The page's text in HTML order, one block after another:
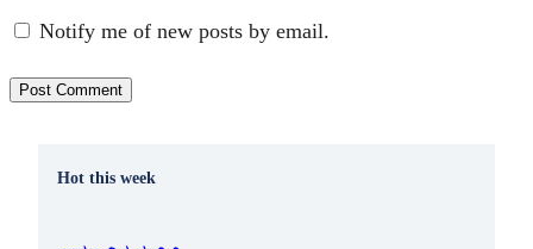
Notify me of new posts by email.
Hot this week